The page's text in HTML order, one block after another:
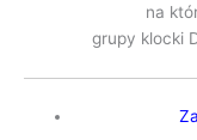
na
grupy klocki